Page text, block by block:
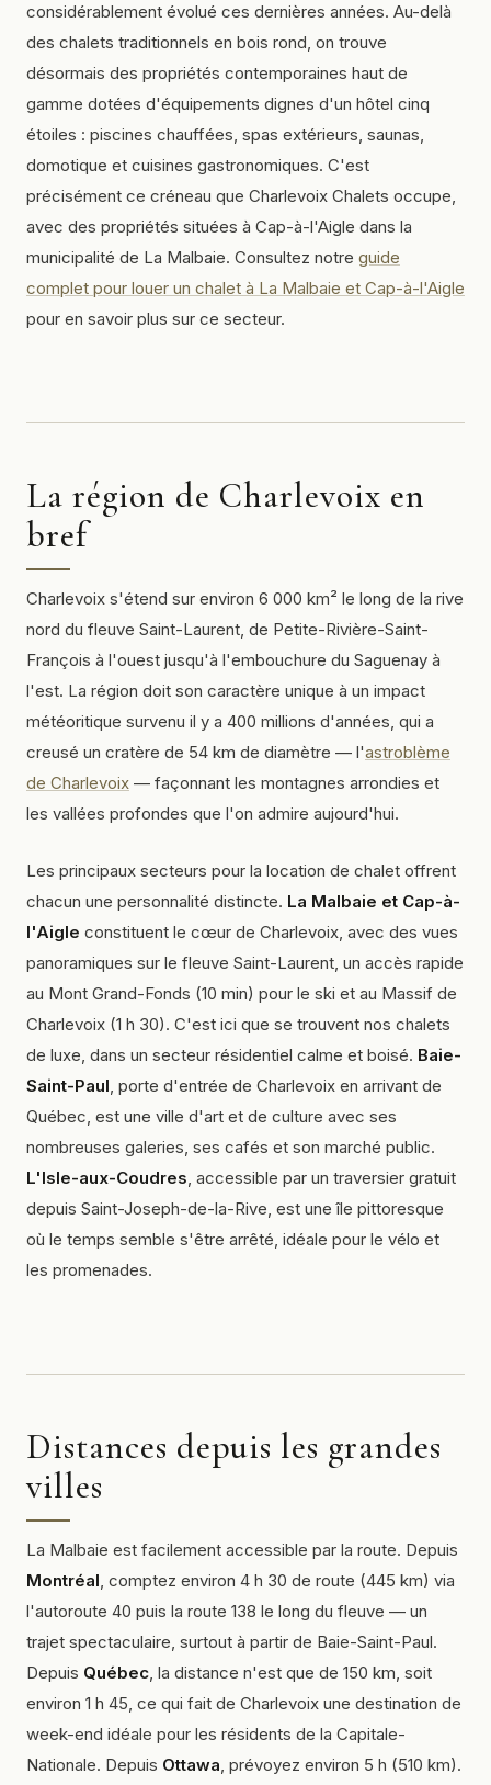
considérablement évolué ces dernières années. Au-delà
des chalets traditionnels en bois rond, on trouve
désormais des propriétés contemporaines haut de
gamme dotées d'équipements dignes d'un hôtel cinq
étoiles : piscines chauffées, spas extérieurs, saunas,
domotique et cuisines gastronomiques. C'est
précisément ce créneau que Charlevoix Chalets occupe,
avec des propriétés situées à Cap-à-l'Aigle dans la
municipalité de La Malbaie. Consultez notre guide
complet pour louer un chalet à La Malbaie et Cap-à-l'Aigle
pour en savoir plus sur ce secteur.
La région de Charlevoix en
bref
Charlevoix s'étend sur environ 6 000 km² le long de la rive
nord du fleuve Saint-Laurent, de Petite-Rivière-Saint-
François à l'ouest jusqu'à l'embouchure du Saguenay à
l'est. La région doit son caractère unique à un impact
météoritique survenu il y a 400 millions d'années, qui a
creusé un cratère de 54 km de diamètre — l'astroblème
de Charlevoix — façonnant les montagnes arrondies et
les vallées profondes que l'on admire aujourd'hui.
Les principaux secteurs pour la location de chalet offrent
chacun une personnalité distincte. La Malbaie et Cap-à-
l'Aigle constituent le cœur de Charlevoix, avec des vues
panoramiques sur le fleuve Saint-Laurent, un accès rapide
au Mont Grand-Fonds (10 min) pour le ski et au Massif de
Charlevoix (1 h 30). C'est ici que se trouvent nos chalets
de luxe, dans un secteur résidentiel calme et boisé. Baie-
Saint-Paul, porte d'entrée de Charlevoix en arrivant de
Québec, est une ville d'art et de culture avec ses
nombreuses galeries, ses cafés et son marché public.
L'Isle-aux-Coudres, accessible par un traversier gratuit
depuis Saint-Joseph-de-la-Rive, est une île pittoresque
où le temps semble s'être arrêté, idéale pour le vélo et
les promenades.
Distances depuis les grandes
villes
La Malbaie est facilement accessible par la route. Depuis
Montréal, comptez environ 4 h 30 de route (445 km) via
l'autoroute 40 puis la route 138 le long du fleuve — un
trajet spectaculaire, surtout à partir de Baie-Saint-Paul.
Depuis Québec, la distance n'est que de 150 km, soit
environ 1 h 45, ce qui fait de Charlevoix une destination de
week-end idéale pour les résidents de la Capitale-
Nationale. Depuis Ottawa, prévoyez environ 5 h (510 km).